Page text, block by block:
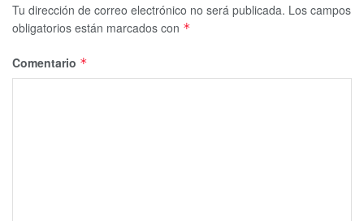
Tu dirección de correo electrónico no será publicada. Los campos
obligatorios están marcados con *
Comentario *